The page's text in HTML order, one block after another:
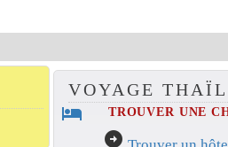
VOYAGE
hotel TROUVER UNE
arrow_circle_right